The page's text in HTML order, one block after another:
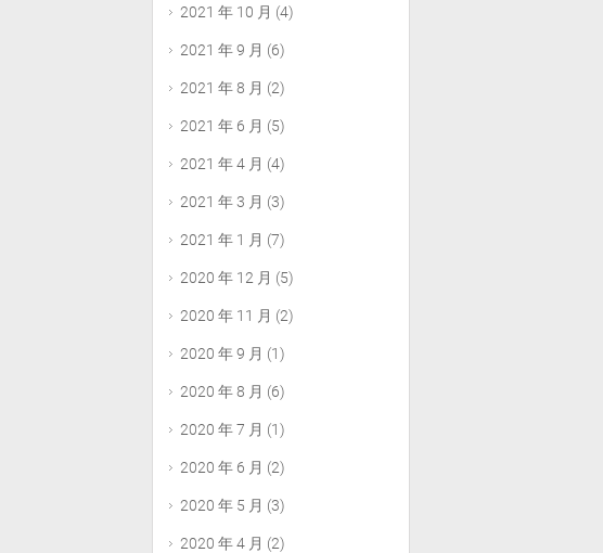
2021 年 10 月 (4)
2021 年 9 月 (6)
2021 年 8 月 (2)
2021 年 6 月 (5)
2021 年 4 月 (4)
2021 年 3 月 (3)
2021 年 1 月 (7)
2020 年 12 月 (5)
2020 年 11 月 (2)
2020 年 9 月 (1)
2020 年 8 月 (6)
2020 年 7 月 (1)
2020 年 6 月 (2)
2020 年 5 月 (3)
2020 年 4 月 (2)